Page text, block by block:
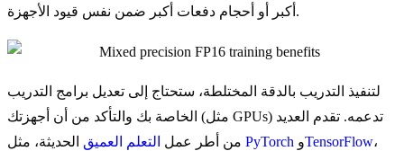
أكبر أو أحجام دفعات أكبر ضمن نفس قيود الأجهزة.
لتنفيذ التدريب بالدقة المختلطة، ستحتاج إلى تعديل برامج التدريب
الخاصة بك والتأكد من أن أجهزتك (مثل GPUs) تدعمه. تقدم العديد
من أطر عمل التعلم العميق PyTorch وTensorFlow،